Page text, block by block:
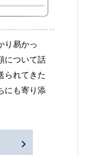
り易かっ
について話
られてきた
にも寄り添